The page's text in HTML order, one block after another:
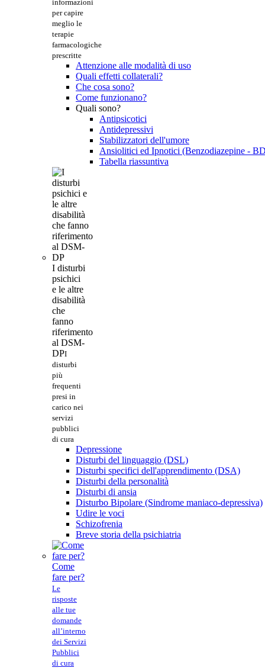
informazioni
per capire
meglio le
terapie
farmacologiche
prescritte
Attenzione alle modalità di uso
Quali effetti collaterali?
Che cosa sono?
Come funzionano?
Quali sono?
Antipsicotici
Antidepressivi
Stabilizzatori dell'umore
Ansiolitici ed Ipnotici (Benzodiazepine -
Tabella riassuntiva
I disturbi
psichici
e le altre
disabilità
che
fanno
riferimento
al DSM-
DPI
disturbi
più
frequenti
presi in
carico nei
servizi
pubblici
di cura
Depressione
Disturbi del linguaggio (DSL)
Disturbi specifici dell'apprendimento (DSA)
Disturbi della personalità
Disturbi di ansia
Disturbo Bipolare (Sindrome maniaco-depressiva)
Udire le voci
Schizofrenia
Breve storia della psichiatria
Come
fare per?
Le
risposte
alle tue
domande
all’interno
dei Servizi
Pubblici
di cura